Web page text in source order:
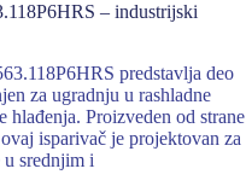
– industrijski
predstavlja deo
za ugradnju u rashladne
hlađenja. Proizveden od strane
isparivač je projektovan za
srednjim i